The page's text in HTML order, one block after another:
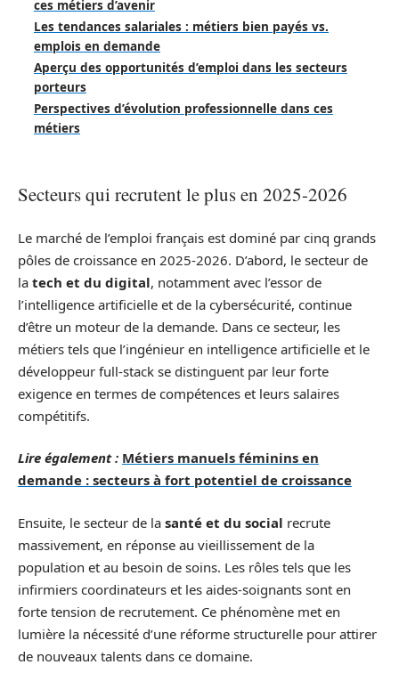
ces métiers d’avenir
Les tendances salariales : métiers bien payés vs.
emplois en demande
Aperçu des opportunités d’emploi dans les secteurs
porteurs
Perspectives d’évolution professionnelle dans ces
métiers
Secteurs qui recrutent le plus en 2025-2026
Le marché de l’emploi français est dominé par cinq grands
pôles de croissance en 2025-2026. D’abord, le secteur de
la tech et du digital, notamment avec l’essor de
l’intelligence artificielle et de la cybersécurité, continue
d’être un moteur de la demande. Dans ce secteur, les
métiers tels que l’ingénieur en intelligence artificielle et le
développeur full-stack se distinguent par leur forte
exigence en termes de compétences et leurs salaires
compétitifs.
Lire également : Métiers manuels féminins en
demande : secteurs à fort potentiel de croissance
Ensuite, le secteur de la santé et du social recrute
massivement, en réponse au vieillissement de la
population et au besoin de soins. Les rôles tels que les
infirmiers coordinateurs et les aides-soignants sont en
forte tension de recrutement. Ce phénomène met en
lumière la nécessité d’une réforme structurelle pour attirer
de nouveaux talents dans ce domaine.